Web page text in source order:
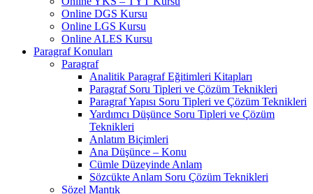
Online DGS Kursu
Online LGS Kursu
Online ALES Kursu
Paragraf Konuları
Paragraf
Analitik Paragraf Eğitimleri Kitapları
Paragraf Soru Tipleri ve Çözüm Teknikleri
Paragraf Yapısı Soru Tipleri ve Çözüm Teknikleri
Yardımcı Düşünce Soru Tipleri ve Çözüm
Teknikleri
Anlatım Biçimleri
Ana Düşünce – Konu
Cümle Düzeyinde Anlam
Sözcükte Anlam Soru Çözüm Teknikleri
Sözel Mantık